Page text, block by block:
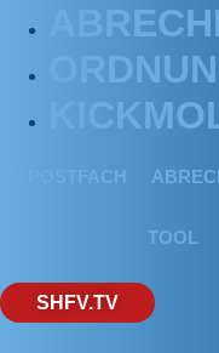
E-POSTFACH
TOOL
SHFV.TV